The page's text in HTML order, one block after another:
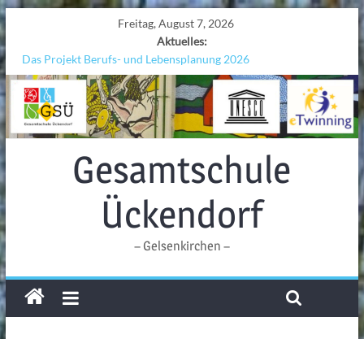
Freitag, August 7, 2026
Aktuelles:
Das Projekt Berufs- und Lebensplanung 2026
UNESCO Stadtradeln „Grenzen überwinden“
KCC-Workshop
Sicherheit auf den Wellen: Lehrkräfte bilden sich in Alicante fort
Ferien!!!
Gesamtschule
Ückendorf
– Gelsenkirchen –